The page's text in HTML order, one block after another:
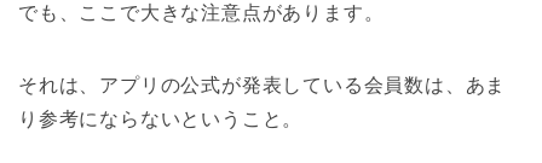
でも、ここで大きな注意点があります。
それは、アプリの公式が発表している会員数は、あま
り参考にならないということ。